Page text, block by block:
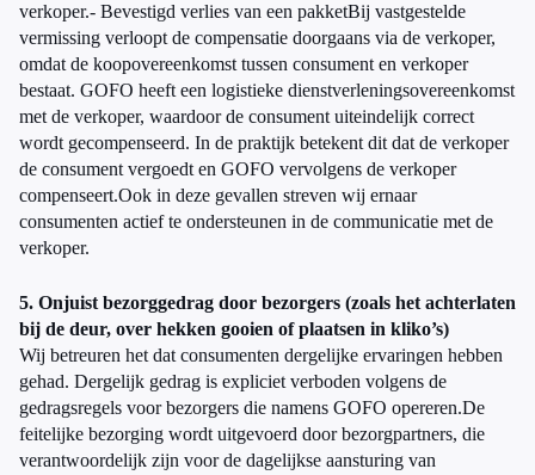
verkoper.- Bevestigd verlies van een pakketBij vastgestelde
vermissing verloopt de compensatie doorgaans via de verkoper,
omdat de koopovereenkomst tussen consument en verkoper
bestaat. GOFO heeft een logistieke dienstverleningsovereenkomst
met de verkoper, waardoor de consument uiteindelijk correct
wordt gecompenseerd. In de praktijk betekent dit dat de verkoper
de consument vergoedt en GOFO vervolgens de verkoper
compenseert.Ook in deze gevallen streven wij ernaar
consumenten actief te ondersteunen in de communicatie met de
verkoper.
5. Onjuist bezorggedrag door bezorgers (zoals het achterlaten
bij de deur, over hekken gooien of plaatsen in kliko’s)
Wij betreuren het dat consumenten dergelijke ervaringen hebben
gehad. Dergelijk gedrag is expliciet verboden volgens de
gedragsregels voor bezorgers die namens GOFO opereren.De
feitelijke bezorging wordt uitgevoerd door bezorgpartners, die
verantwoordelijk zijn voor de dagelijkse aansturing van